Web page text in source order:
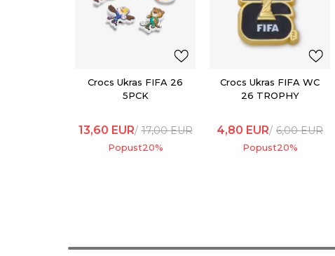
Crocs Ukras FIFA 26
5PCK
13,60 EUR 17,00EUR
Popust20%
Crocs Ukras FIFA WC
26 TROPHY
4,80 EUR 6,00EUR
Popust20%